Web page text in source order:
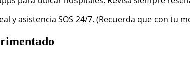
y asistencia SOS 24/7. (Recuerda que con tu